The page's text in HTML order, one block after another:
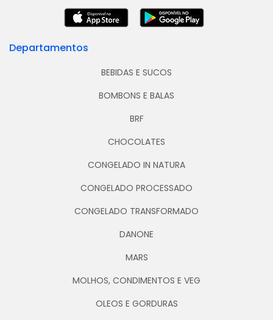
Departamentos
BEBIDAS E SUCOS
BOMBONS E BALAS
BRF
CHOCOLATES
CONGELADO IN NATURA
CONGELADO PROCESSADO
CONGELADO TRANSFORMADO
DANONE
MARS
MOLHOS, CONDIMENTOS E VEG
OLEOS E GORDURAS